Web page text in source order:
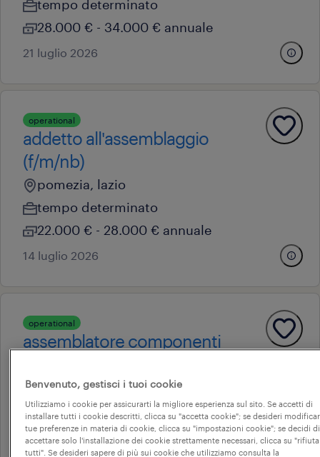
tempo determinato
28.000 € - 34.000 € annuale
21 luglio 2026
operational
addetto all'assemblaggio
(f/m/nb)
pomezia, lazio
tempo determinato
22.000 € - 28.000 € annuale
14 luglio 2026
operational
assemblatore componenti
pomezia, lazio
tempo determinato
22.000 € - 28.000 € annuale
Benvenuto, gestisci i tuoi cookie
Utilizziamo i cookie per assicurarti la migliore esperienza sul sito. Se accetti di
installare tutti i cookie descritti, clicca su "accetta cookie"; se desideri
tue preferenze in materia di cookie, clicca su "impostazioni cookie"; se decidi di
accettare solo l'installazione dei cookie strettamente necessari, clicca su "rifiuta
tutti". Se desideri sapere di più sui cookie che utilizziamo consulta la